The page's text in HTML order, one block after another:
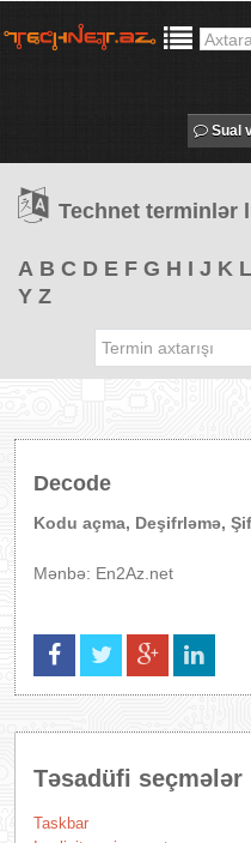
Sual
Technet terminlər
A B C D E F G H I J K L
Y Z
Decode
Kodu açma, Deşifrləmə,
Mənbə: En2Az.net
Təsadüfi seçmələr
Taskbar